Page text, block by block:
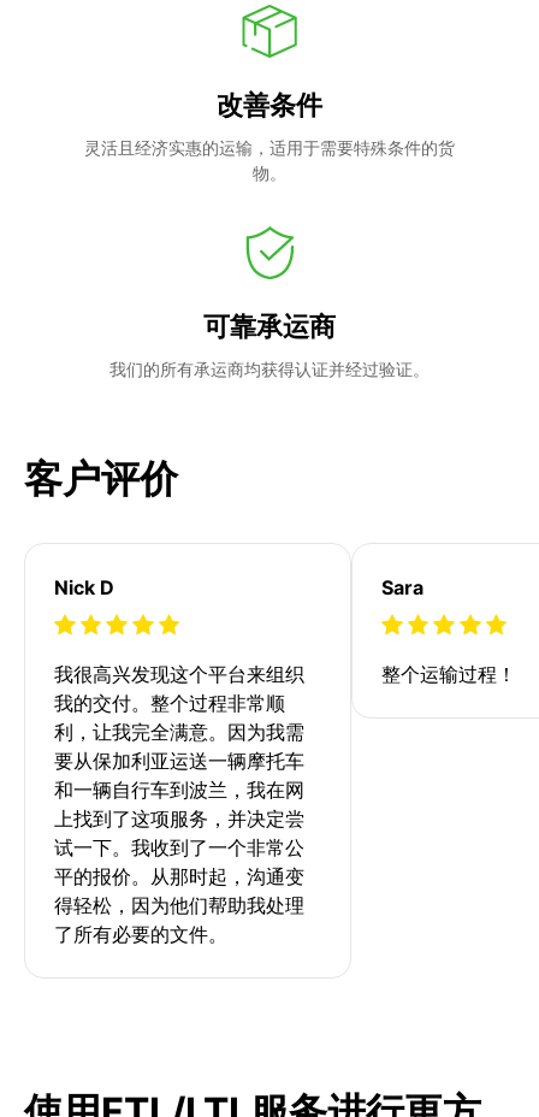
改善条件
灵活且经济实惠的运输，适用于需要特殊条件的货
物。
可靠承运商
我们的所有承运商均获得认证并经过验证。
客户评价
Nick D
我很高兴发现这个平台来组织
我的交付。整个过程非常顺
利，让我完全满意。因为我需
要从保加利亚运送一辆摩托车
和一辆自行车到波兰，我在网
上找到了这项服务，并决定尝
试一下。我收到了一个非常公
平的报价。从那时起，沟通变
得轻松，因为他们帮助我处理
了所有必要的文件。
Sara
整个运输过程！